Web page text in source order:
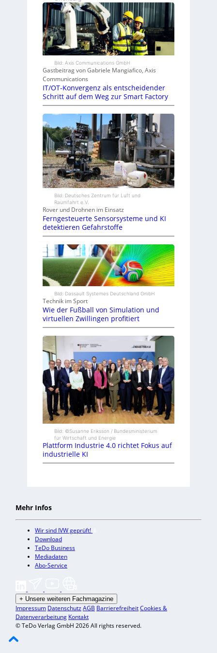
Bild: Axis Communications GmbH
Gastbeitrag von Gabriele Mangiafico, Axis
Communications
IT/OT-Konvergenz als entscheidender
Schritt auf dem Weg zur Smart Factory
Bild: Deutsches Zentrum für Luft und
Raumfahrt e.V.
Rover und Drohnen im Einsatz
Ferngesteuerte Sensorsysteme und KI
detektieren Gefahrstoffe
Bild: Dassault Systemes Deutschland GmbH
Technik im Sport
Wie der Fußball von Simulation und
virtuellen Zwillingen profitiert
Bild: ©Susanne Eriksson / Bundesministerium
für Wirtschaft und Energie
Plattform Industrie 4.0 richtet Fokus auf
industrielle KI
Mehr Infos
Wir sind IVW geprüft!
Download
TeDo Business
Mediadaten
Abo-Service
+ Unsere weiteren Fachmagazine
Impressum DatenschutzAGB BarrierefreiheitCookies &
Datenverarbeitung Kontakt
© TeDo Verlag GmbH 2026 All rights reserved.